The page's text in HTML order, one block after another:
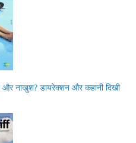
नाखुश? डायरेक्शन और कहानी दिखी